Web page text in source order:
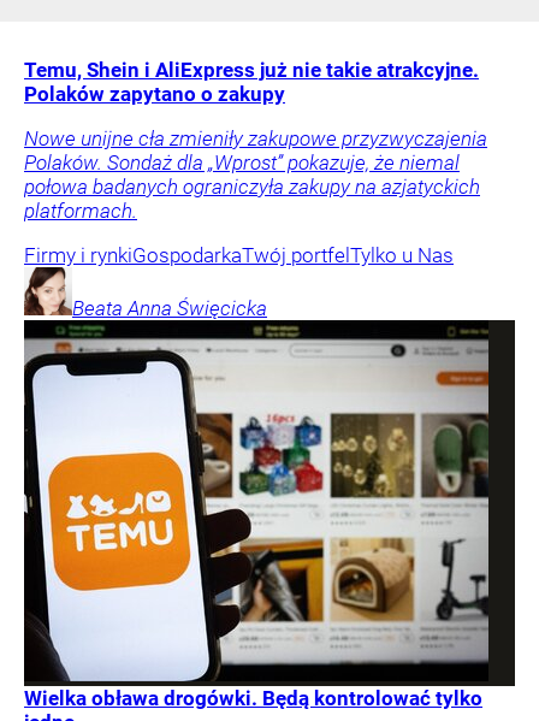
Temu, Shein i AliExpress już nie takie atrakcyjne.
Polaków zapytano o zakupy
Nowe unijne cła zmieniły zakupowe przyzwyczajenia
Polaków. Sondaż dla „Wprost” pokazuje, że niemal
połowa badanych ograniczyła zakupy na azjatyckich
platformach.
Firmy i rynkiGospodarkaTwój portfelTylko u Nas
Beata Anna Święcicka
Wielka obława drogówki. Będą kontrolować tylko